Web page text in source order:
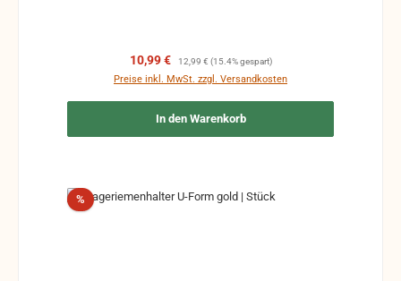
Verkaufspreis:
10,99 € Regulärer Preis:
12,99 € (15.4% gespart)
Preise inkl. MwSt. zzgl. Versandkosten
In den Warenkorb
%Rabatt